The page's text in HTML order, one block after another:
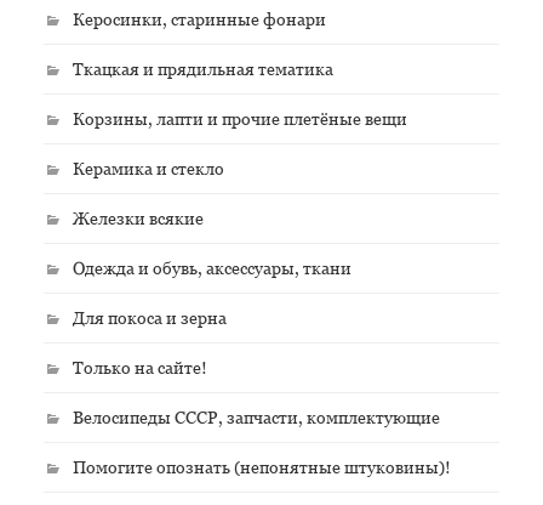
Керосинки, старинные фонари
Ткацкая и прядильная тематика
Корзины, лапти и прочие плетёные вещи
Керамика и стекло
Железки всякие
Одежда и обувь, аксессуары, ткани
Для покоса и зерна
Только на сайте!
Велосипеды СССР, запчасти, комплектующие
Помогите опознать (непонятные штуковины)!